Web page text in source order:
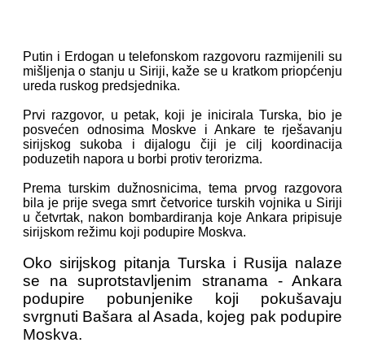
Putin i Erdogan u telefonskom razgovoru razmijenili su
mišljenja o stanju u Siriji, kaže se u kratkom priopćenju
ureda ruskog predsjednika.
Prvi razgovor, u petak, koji je inicirala Turska, bio je
posvećen odnosima Moskve i Ankare te rješavanju
sirijskog sukoba i dijalogu čiji je cilj koordinacija
poduzetih napora u borbi protiv terorizma.
Prema turskim dužnosnicima, tema prvog razgovora
bila je prije svega smrt četvorice turskih vojnika u Siriji
u četvrtak, nakon bombardiranja koje Ankara pripisuje
sirijskom režimu koji podupire Moskva.
Oko sirijskog pitanja Turska i Rusija nalaze
se na suprotstavljenim stranama - Ankara
podupire pobunjenike koji pokušavaju
svrgnuti Bašara al Asada, kojeg pak podupire
Moskva.